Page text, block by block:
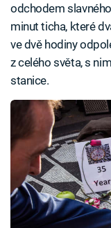
odchodem
minut ticha, které
ve dvě hodiny
z celého světa, s
stanice.